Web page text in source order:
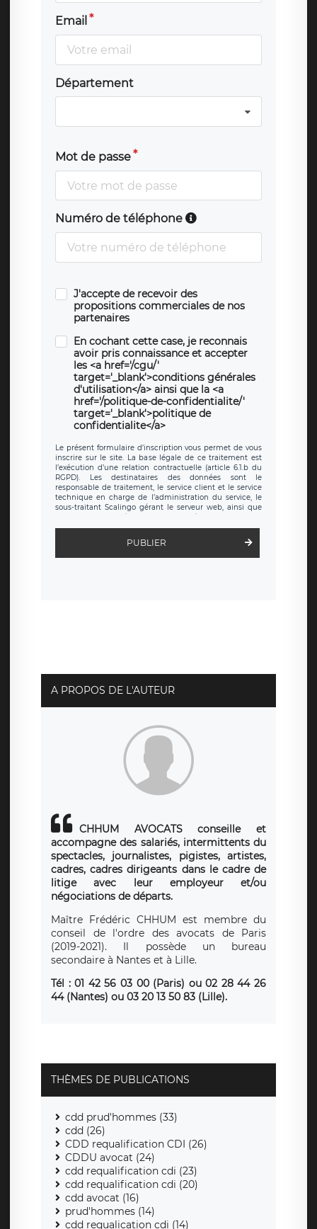
Email
Département
Mot de passe
Numéro de téléphone
J'accepte de recevoir des
propositions commerciales de nos
partenaires
En cochant cette case, je reconnais
avoir pris connaissance et accepter
les <a href='/cgu/'
target='_blank'>conditions générales
d'utilisation</a> ainsi que la <a
href='/politique-de-confidentialite/'
target='_blank'>politique de
confidentialite</a>
Le présent formulaire d’inscription vous permet de vous
inscrire sur le site. La base légale de ce traitement est
l’exécution d’une relation contractuelle (article 6.1.b du
RGPD). Les destinataires des données sont le
responsable de traitement, le service client et le service
technique en charge de l’administration du service, le
sous-traitant Scalingo gérant le serveur web, ainsi que
toute personne légalement autorisée. Le formulaire
d’inscription est hébergé sur un serveur hébergé par
clauses de
protection conformes au RGPD
. Les données collectées
sont conservées jusqu’à ce que l’Internaute en sollicite la
rue Léopold Sédar Senghor, joignable à l’adresse mail :
responsabledetraitement@legavox.fr. Vous avez
également le droit d’introduire une réclamation auprès
d’une autorité de contrôle.
PUBLIER
A PROPOS DE L'AUTEUR
CHHUM AVOCATS conseille et
accompagne des salariés, intermittents du
spectacles, journalistes, pigistes, artistes,
cadres, cadres dirigeants dans le cadre de
litige avec leur employeur et/ou
négociations de départs.
Maître Frédéric CHHUM est membre du
conseil de l'ordre des avocats de Paris
(2019-2021). Il possède un bureau
secondaire à Nantes et à Lille.
Tél : 01 42 56 03 00 (Paris) ou 02 28 44 26
44 (Nantes) ou 03 20 13 50 83 (Lille).
THÈMES DE PUBLICATIONS
cdd prud'hommes (33)
cdd (26)
CDD requalification CDI (26)
CDDU avocat (24)
cdd requalification cdi (23)
cdd requalification cdi (20)
cdd avocat (16)
prud'hommes (14)
cdd requalication cdi (14)